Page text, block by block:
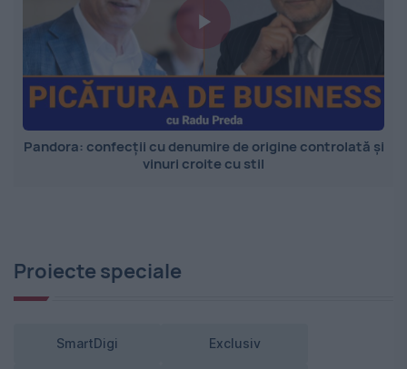
Pandora: confecții cu denumire de origine controlată și
vinuri croite cu stil
Proiecte speciale
SmartDigi Exclusiv